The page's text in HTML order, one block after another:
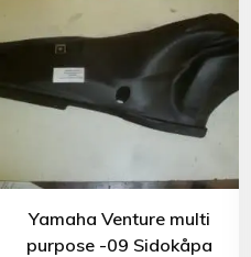
Yamaha Venture multi
purpose -09 Sidokåpa